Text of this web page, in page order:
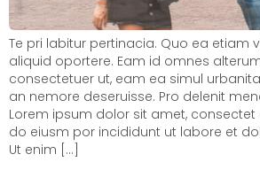
Te pri labitur pertinacia. Quo ea etiam
aliquid oportere. Eam id omnes
consectetuer ut, eam ea simul
an nemore deseruisse. Pro delenit
Lorem ipsum dolor sit amet, consectet
do eiusm por incididunt ut labore et
Ut enim […]